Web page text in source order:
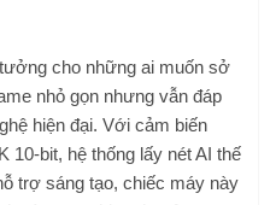
cho những ai muốn sở
nhỏ gọn nhưng vẫn đáp
hiện đại. Với cảm biến
10-bit, hệ thống lấy nét AI thế
trợ sáng tạo, chiếc máy này